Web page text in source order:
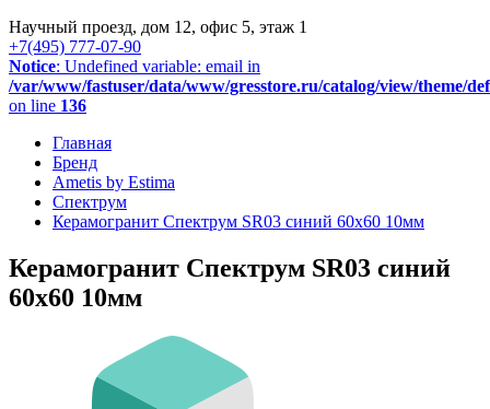
Научный проезд, дом 12, офис 5, этаж 1
+7(495) 777-07-90
Notice: Undefined variable: email in
/var/www/fastuser/data/www/gresstore.ru/catalog/view/theme/
on line 136
Главная
Бренд
Ametis by Estima
Спектрум
Керамогранит Спектрум SR03 синий 60x60 10мм
Керамогранит Спектрум SR03 синий
60x60 10мм